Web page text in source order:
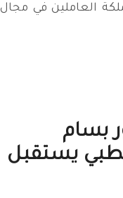
العاملين في مجال
بسام
يستقبل